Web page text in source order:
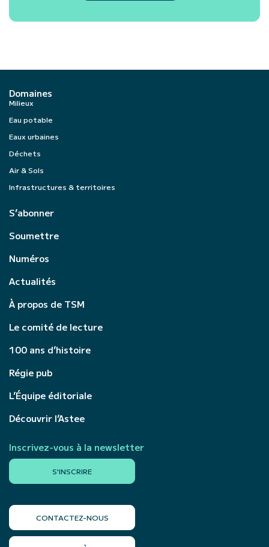
Domaines
Milieux
Eau potable
Eaux urbaines
Déchets
Air & Sols
Infrastructures & territoires
S’abonner
Soumettre
Numéros
Actualités
À propos de TSM
Le comité de lecture
100 ans d’histoire
Régie pub
L’Équipe éditoriale
Découvrir l’Astee
Inscrivez-vous à la newsletter
S'INSCRIRE
CONTACTEZ-NOUS